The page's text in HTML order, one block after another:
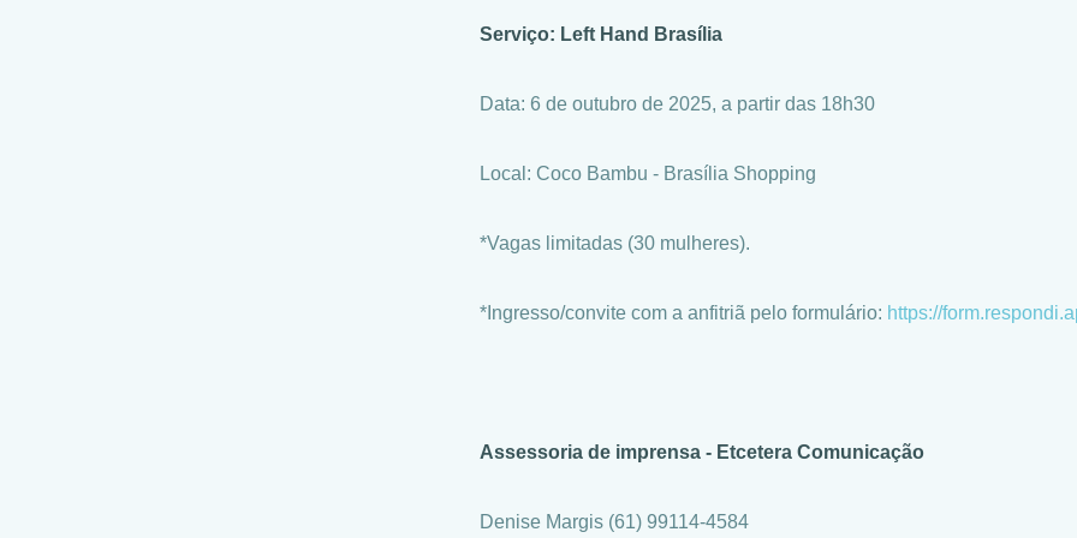
Serviço: Left Hand Brasília
Data: 6 de outubro de 2025, a partir das 18h30
Local: Coco Bambu - Brasília Shopping
*Vagas limitadas (30 mulheres).
*Ingresso/convite com a anfitriã pelo formulário: https://
Assessoria de imprensa - Etcetera Comunicação
Denise Margis (61) 99114-4584